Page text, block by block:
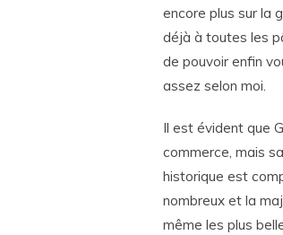
encore plus sur la
déjà à toutes les
de pouvoir enfin
assez selon moi.
Il est évident que
commerce, mais
historique est
nombreux et la
même les plus